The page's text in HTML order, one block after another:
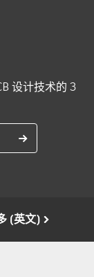
设计技术的 3
(英文)